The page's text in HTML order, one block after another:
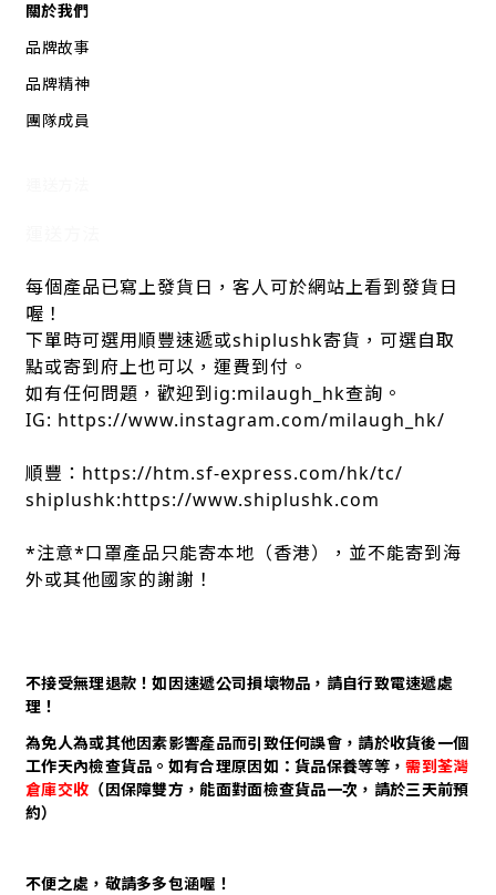
關於我們
品牌故事
品牌精神
團隊成員
每個產品已寫上發貨日，客人可於網站上看到發貨日
喔！
下單時可選用順豐速遞或shiplushk寄貨，可選自取
點或寄到府上也可以，運費到付。
如有任何問題，歡迎到ig:milaugh_hk查詢。
IG: https://www.instagram.com/milaugh_hk/
順豐：https://htm.sf-express.com/hk/tc/
shiplushk:https://www.shiplushk.com
*注意*口罩產品只能寄本地（香港），並不能寄到海
外或其他國家的謝謝！
不接受無理退款！如因速遞公司損壞物品，請自行致電速遞處
理！
為免人為或其他因素影響產品而引致任何誤會，請於收貨後一個
工作天內檢查貨品。如有合理原因如：貨品保養等等，需到荃灣
倉庫交收 （因保障雙方，能面對面檢查貨品一次，請於三天前預
約）
不便之處，敬請多多包涵喔！